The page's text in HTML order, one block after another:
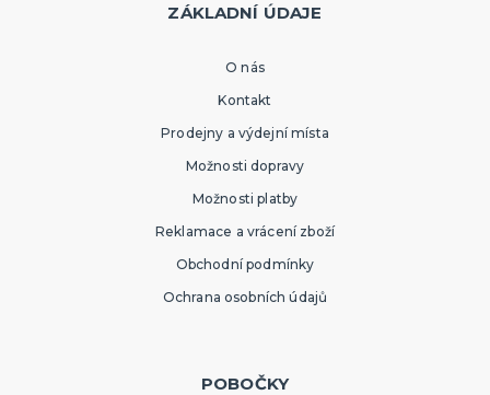
ZÁKLADNÍ ÚDAJE
O nás
Kontakt
Prodejny a výdejní místa
Možnosti dopravy
Možnosti platby
Reklamace a vrácení zboží
Obchodní podmínky
Ochrana osobních údajů
POBOČKY